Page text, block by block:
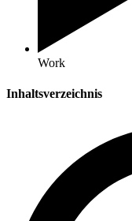
Work
Inhaltsverzeichnis